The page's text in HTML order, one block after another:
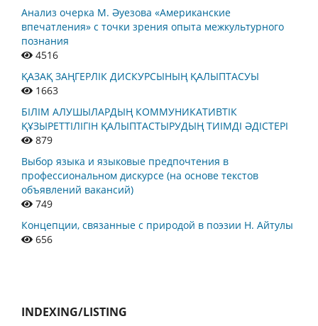
Анализ очерка М. Әуезова «Американские
впечатления» с точки зрения опыта межкультурного
познания
4516
ҚАЗАҚ ЗАҢГЕРЛІК ДИСКУРСЫНЫҢ ҚАЛЫПТАСУЫ
1663
БІЛІМ АЛУШЫЛАРДЫҢ КОММУНИКАТИВТІК
ҚҰЗЫРЕТТІЛІГІН ҚАЛЫПТАСТЫРУДЫҢ ТИІМДІ ӘДІСТЕРІ
879
Выбор языка и языковые предпочтения в
профессиональном дискурсе (на основе текстов
объявлений вакансий)
749
Концепции, связанные с природой в поэзии Н. Айтулы
656
INDEXING/LISTING